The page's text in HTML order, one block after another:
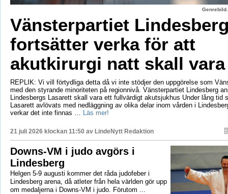
Vänsterpartiet
fortsätter verka för att
akutkirurgi natt skall
REPLIK: Vi vill förtydliga detta då vi inte stödjer den uppgörelse som
med den styrande minoriteten på regionnivå. Vänsterpartiet Lindesberg
Lindesbergs Lasarett skall vara ett fullvärdigt akutsjukhus Under lång tid
Lasarett avlövats med nedläggning av olika delar inom vården i
verkar det inte finnas …
Läs mer!
21 juli 2026 klockan 11:50 av LindeNytt Redaktion
Downs-VM i judo avgörs i
Lindesberg
Helgen 5-9 augusti kommer det råda judofeber i
Lindesberg arena, då atleter från hela världen gör upp
om medaljerna i Downs-VM i judo. Förutom ...